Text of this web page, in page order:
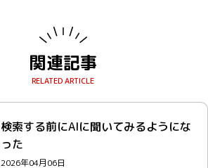
関連記事
検索する前にAIに聞いてみるようにな
った
2026年04月06日